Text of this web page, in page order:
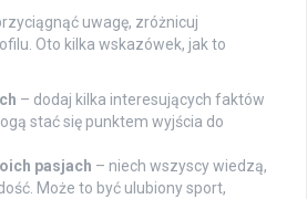
uwagę, zróżnicuj
Oto kilka wskazówek, jak to
– dodaj kilka interesujących faktów
stać się punktem wyjścia do
pasjach – niech wszyscy wiedzą,
Może to być ulubiony sport,